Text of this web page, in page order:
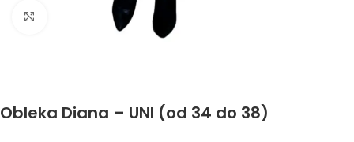
Click to enlarge
Obleka Diana – UNI (od 34 do 38)